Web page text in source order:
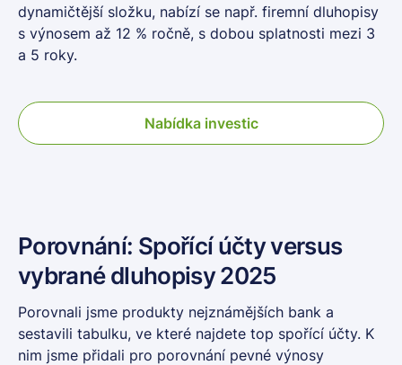
dynamičtější složku, nabízí se např. firemní dluhopisy
s výnosem až 12 % ročně, s dobou splatnosti mezi 3
a 5 roky.
Nabídka investic
Porovnání: Spořící účty versus
vybrané dluhopisy 2025
Porovnali jsme produkty nejznámějších bank a
sestavili tabulku, ve které najdete top spořící účty. K
nim jsme přidali pro porovnání pevné výnosy